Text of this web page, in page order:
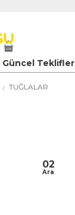
Güncel Teklifler
TUĞLALAR
02
Ara